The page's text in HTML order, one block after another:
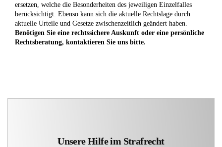
ersetzen, welche die Besonderheiten des jeweiligen Einzelfalles
berücksichtigt. Ebenso kann sich die aktuelle Rechtslage durch
aktuelle Urteile und Gesetze zwischenzeitlich geändert haben.
Benötigen Sie eine rechtssichere Auskunft oder eine persönliche
Rechtsberatung, kontaktieren Sie uns bitte.
Unsere Hilfe im Strafrecht